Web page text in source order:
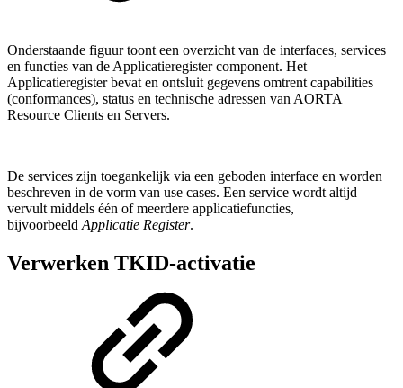
Onderstaande figuur toont een overzicht van de interfaces, services
en functies van de Applicatieregister component. Het
Applicatieregister bevat en ontsluit gegevens omtrent capabilities
(conformances), status en technische adressen van AORTA
Resource Clients en Servers.
De services zijn toegankelijk via een geboden interface en worden
beschreven in de vorm van use cases. Een service wordt altijd
vervult middels één of meerdere applicatiefuncties,
bijvoorbeeld Applicatie Register.
Verwerken TKID-activatie